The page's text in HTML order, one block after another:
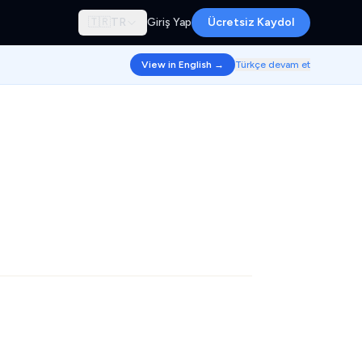
🇹🇷 TR Giriş Yap Ücretsiz Kaydol
View in English → Türkçe devam et